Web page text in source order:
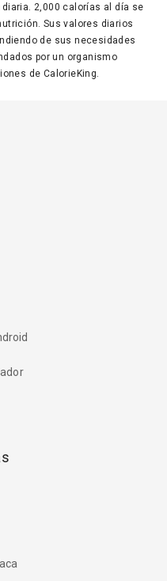
2,000 calorías al día se
Sus valores diarios
de sus necesidades
por un organismo
de CalorieKing.